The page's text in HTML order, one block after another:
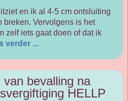
en ik al 4-5 cm ontsluiting
breken. Vervolgens is het
zelf iets gaat doen of dat ik
verder ...
bevalling na
HELLP